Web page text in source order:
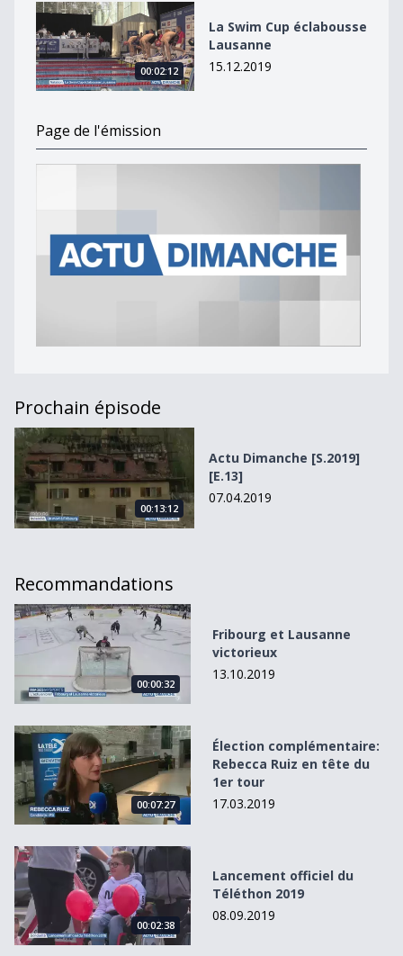
La Swim Cup éclabousse Lausanne
00:02:12
La Swim Cup éclabousse
Lausanne
15.12.2019
Page de l'émission
Prochain épisode
Actu Dimanche [S.2019][E.13]
00:13:12
Actu Dimanche [S.2019]
[E.13]
07.04.2019
Recommandations
Fribourg et Lausanne victorieux
00:00:32
Fribourg et Lausanne
victorieux
13.10.2019
Élection complémentaire: Rebecca Ruiz en tête du 1er
00:07:27
Élection complémentaire:
Rebecca Ruiz en tête du
1er tour
17.03.2019
Lancement officiel du Téléthon 2019
00:02:38
Lancement officiel du
Téléthon 2019
08.09.2019